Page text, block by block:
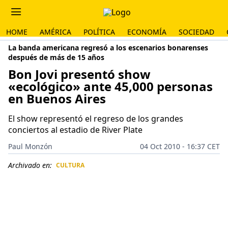
HOME AMÉRICA POLÍTICA ECONOMÍA SOCIEDAD
La banda americana regresó a los escenarios bonarenses
después de más de 15 años
Bon Jovi presentó show
«ecológico» ante 45,000 personas
en Buenos Aires
El show representó el regreso de los grandes
conciertos al estadio de River Plate
Paul Monzón
04 Oct 2010 - 16:37 CET
Archivado en: CULTURA